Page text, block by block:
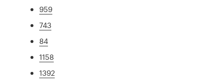
959
743
84
1158
1392